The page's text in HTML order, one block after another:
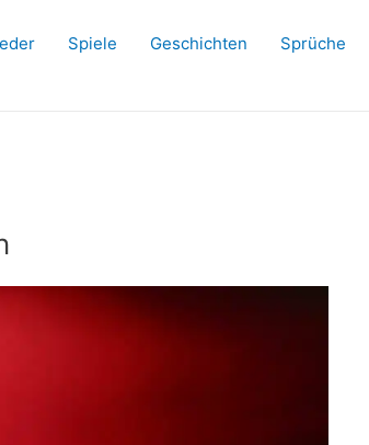
Spiele Geschichten Sprüche